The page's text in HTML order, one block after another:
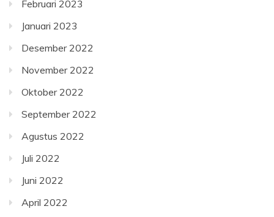
Februari 2023
Januari 2023
Desember 2022
November 2022
Oktober 2022
September 2022
Agustus 2022
Juli 2022
Juni 2022
April 2022